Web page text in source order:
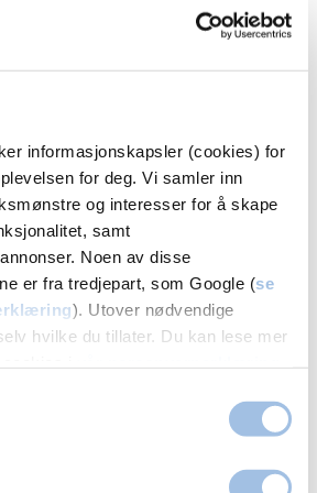
informasjonskapsler (cookies) for
for deg. Vi samler inn
og interesser for å skape
samt
Noen av disse
er fra tredjepart, som Google (se
). Utover nødvendige
hvilke du tillater. Du kan lese mer
vedvarer symptomene. Med
de fleste bli friske innen få
plutselig svimmelhet, en
tilstanden skyldes løse
i det indre øret, som forstyrrer
å registrere bevegelse korrekt.